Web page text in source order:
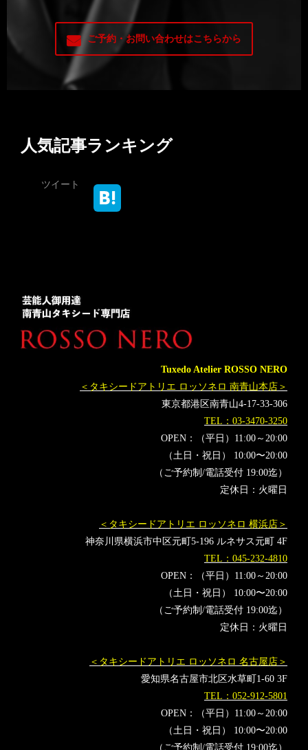
ご予約・お問い合わせはこちらから
人気記事ランキング
ツイート
Tuxedo Atelier ROSSO NERO
＜タキシードアトリエ ロッソネロ 南青山本店＞
東京都港区南青山4-17-33-306
TEL：03-3470-3250
OPEN：（平日）11:00～20:00
（土日・祝日） 10:00〜20:00
（ご予約制/電話受付 19:00迄）
定休日：火曜日
＜タキシードアトリエ ロッソネロ 横浜店＞
神奈川県横浜市中区元町5-196 ルネサス元町 4F
TEL：045-232-4810
OPEN：（平日）11:00～20:00
（土日・祝日） 10:00〜20:00
（ご予約制/電話受付 19:00迄）
定休日：火曜日
＜タキシードアトリエ ロッソネロ 名古屋店＞
愛知県名古屋市北区水草町1-60 3F
TEL：052-912-5801
OPEN：（平日）11:00～20:00
（土日・祝日） 10:00〜20:00
（ご予約制/電話受付 19:00迄）